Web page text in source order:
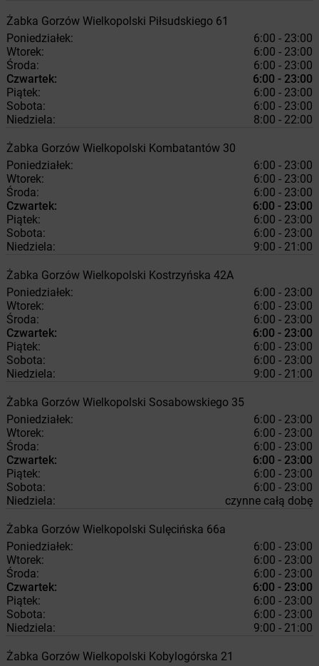
Żabka Gorzów Wielkopolski Piłsudskiego 61
Poniedziałek:
6:00 - 23:00
Wtorek:
6:00 - 23:00
Środa:
6:00 - 23:00
Czwartek:
6:00 - 23:00
Piątek:
6:00 - 23:00
Sobota:
6:00 - 23:00
Niedziela:
8:00 - 22:00
Żabka Gorzów Wielkopolski Kombatantów 30
Poniedziałek:
6:00 - 23:00
Wtorek:
6:00 - 23:00
Środa:
6:00 - 23:00
Czwartek:
6:00 - 23:00
Piątek:
6:00 - 23:00
Sobota:
6:00 - 23:00
Niedziela:
9:00 - 21:00
Żabka Gorzów Wielkopolski Kostrzyńska 42A
Poniedziałek:
6:00 - 23:00
Wtorek:
6:00 - 23:00
Środa:
6:00 - 23:00
Czwartek:
6:00 - 23:00
Piątek:
6:00 - 23:00
Sobota:
6:00 - 23:00
Niedziela:
9:00 - 21:00
Żabka Gorzów Wielkopolski Sosabowskiego 35
Poniedziałek:
6:00 - 23:00
Wtorek:
6:00 - 23:00
Środa:
6:00 - 23:00
Czwartek:
6:00 - 23:00
Piątek:
6:00 - 23:00
Sobota:
6:00 - 23:00
Niedziela:
czynne całą dobę
Żabka Gorzów Wielkopolski Sulęcińska 66a
Poniedziałek:
6:00 - 23:00
Wtorek:
6:00 - 23:00
Środa:
6:00 - 23:00
Czwartek:
6:00 - 23:00
Piątek:
6:00 - 23:00
Sobota:
6:00 - 23:00
Niedziela:
9:00 - 21:00
Żabka Gorzów Wielkopolski Kobylogórska 21